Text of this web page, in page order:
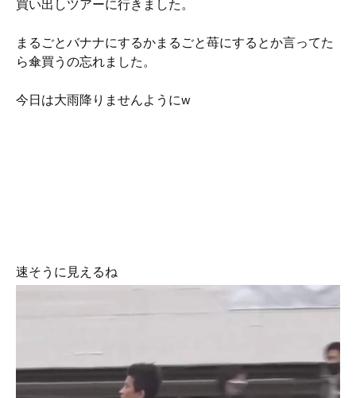
買い出しツアーに行きました。
まるごとバナナにするかまるごと苺にするとか言ってた
ら傘買うの忘れました。
今日は大雨降りませんようにw
速そうに見えるね